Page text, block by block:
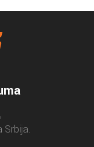
Srbija.